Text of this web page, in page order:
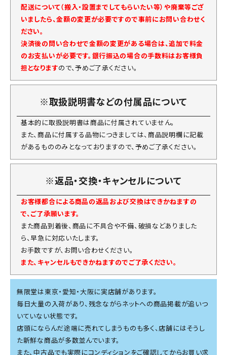
配送について（搬入・設置までしてもらいたい等）や廃棄等ござ
いましたら、金額の変更が必要ですので事前にお問い合わせく
ださい。
決済後の問い合わせで金額の変更がある場合は、追加で料金
のお支払いが必要です。銀行振込の場合の手数料はお客様負
担となりますので、予めご了承ください。
※取扱説明書などの付属品について
基本的に取扱説明書は商品に付属されていません。
また、商品に付属する品物につきましては、商品説明欄に記載
があるもののみとなっておりますので、予めご了承ください。
※返品・交換・キャンセルについて
お客様都合による商品の返品および交換はできかねますの
で、ご了承願います。
また商品到着後、商品に不具合や不備、破損などありました
ら、早急に対応いたします。
お手数ですが、お問い合わせください。
また、キャンセルもできかねますのでご了承ください。
無限堂は東京・愛知・大阪に実店舗があります。
毎日大量の入荷があり、残念ながらネットへの商品掲載が追いつ
いていない状態です。
店頭にならんだ途端に売れてしまうものも多く、店舗にはそうし
た新鮮な商品が多数並んでいます。
また、中古品でも実際にコンディションをご確認してからお買い求